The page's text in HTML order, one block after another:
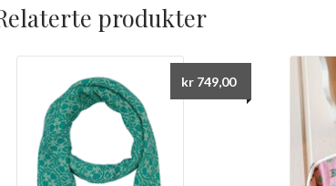
produkter
kr749,00